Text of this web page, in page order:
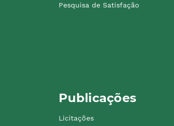
Pesquisa de Satisfação
Publicações
Licitações